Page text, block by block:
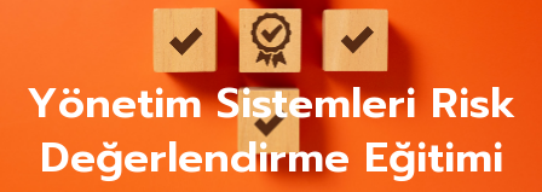
Yönetim Sistemleri Risk
Değerlendirme Eğitimi